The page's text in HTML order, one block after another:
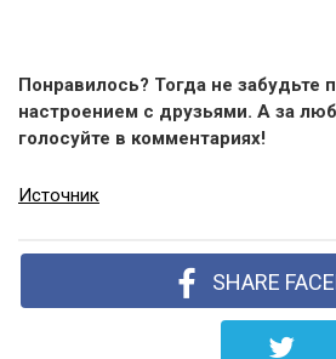
Понравилось? Тогда не забудьте
настроением с друзьями. А за
голосуйте в комментариях!
Источник
SHARE